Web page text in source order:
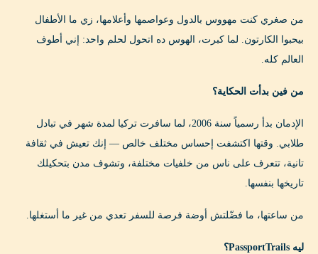
من صغري كنت مهووس بالدول وعواصمها وأعلامها، زي ما الأطفال
بيحبوا الكارتون. لما كبرت، الهوس ده اتحول لحلم واحد: إني أطوف
العالم كله.
من فين بدأت الحكاية؟
الإدمان بدأ رسمياً سنة 2006، لما سافرت تركيا لمدة شهر في تبادل
طلابي. وقتها اكتشفت إحساس مختلف خالص — إنك تعيش في ثقافة
تانية، تتعرف على ناس من خلفيات مختلفة، وتشوف مدن بتحكيلك
تاريخها بنفسها.
من ساعتها، ما فضّلتش أوضة فرصة للسفر تعدي من غير ما أستغلها.
ليه PassportTrails؟